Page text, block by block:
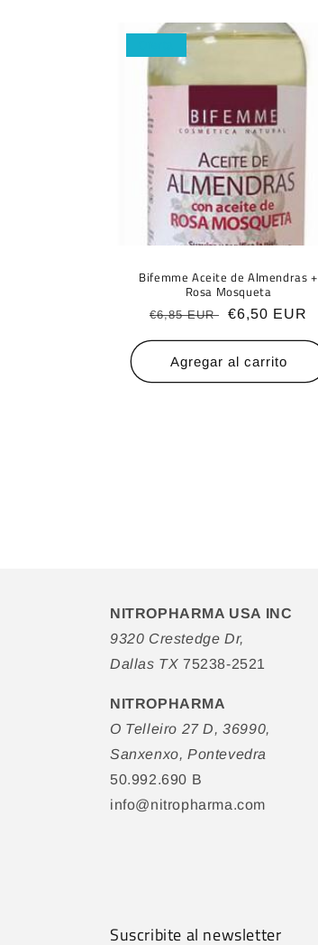
Bifemme Aceite de Almendras +
Rosa Mosqueta
Precio
€6,85 EUR
Precio
oferta
€6,50 EUR
Agregar al carrito
NITROPHARMA USA INC
9320 Crestedge Dr,
Dallas TX 75238-2521
NITROPHARMA
O Telleiro 27 D, 36990,
Sanxenxo, Pontevedra
50.992.690 B
info@nitropharma.com
Suscribite al newsletter